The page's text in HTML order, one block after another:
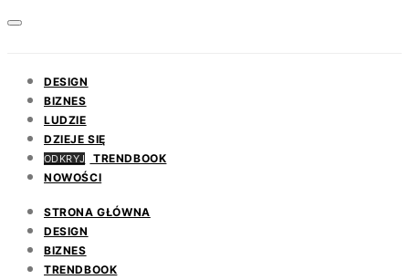
DESIGN
BIZNES
LUDZIE
DZIEJE SIĘ
ODKRYJ
TRENDBOOK
NOWOŚCI
STRONA GŁÓWNA
DESIGN
BIZNES
TRENDBOOK